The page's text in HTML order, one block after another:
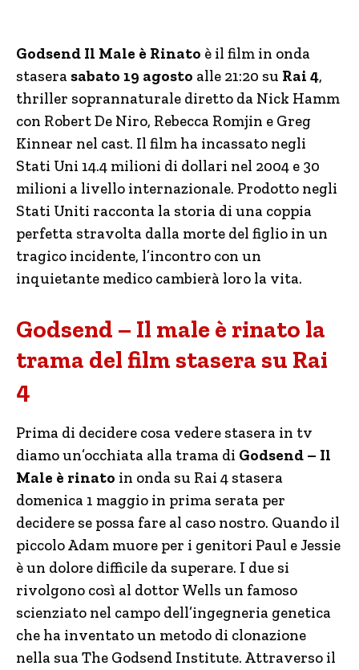
Godsend Il Male è Rinato è il film in onda
stasera sabato 19 agosto alle 21:20 su Rai 4,
thriller soprannaturale diretto da Nick Hamm
con Robert De Niro, Rebecca Romjin e Greg
Kinnear nel cast. Il film ha incassato negli
Stati Uni 14.4 milioni di dollari nel 2004 e 30
milioni a livello internazionale. Prodotto negli
Stati Uniti racconta la storia di una coppia
perfetta stravolta dalla morte del figlio in un
tragico incidente, l’incontro con un
inquietante medico cambierà loro la vita.
Godsend – Il male è rinato la
trama del film stasera su Rai
4
Prima di decidere cosa vedere stasera in tv
diamo un’occhiata alla trama di Godsend – Il
Male è rinato in onda su Rai 4 stasera
domenica 1 maggio in prima serata per
decidere se possa fare al caso nostro. Quando il
piccolo Adam muore per i genitori Paul e Jessie
è un dolore difficile da superare. I due si
rivolgono così al dottor Wells un famoso
scienziato nel campo dell’ingegneria genetica
che ha inventato un metodo di clonazione
nella sua The Godsend Institute. Attraverso il